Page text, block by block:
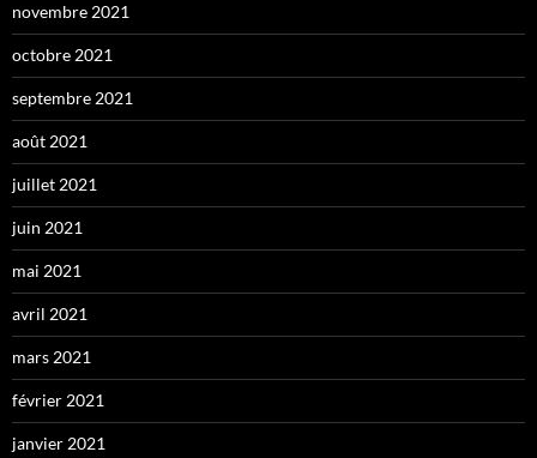
novembre 2021
octobre 2021
septembre 2021
août 2021
juillet 2021
juin 2021
mai 2021
avril 2021
mars 2021
février 2021
janvier 2021